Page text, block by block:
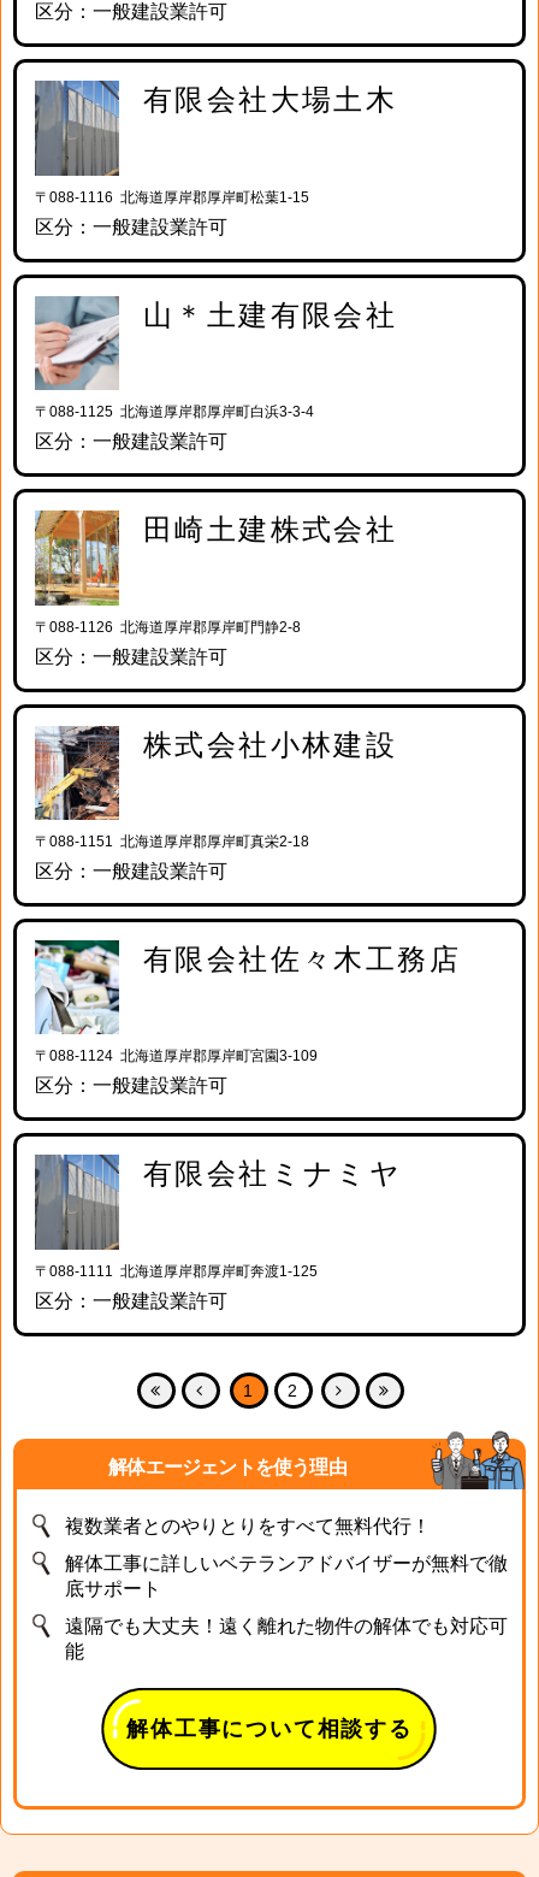
区分：一般建設業許可
有限会社大場土木
〒088-1116 北海道厚岸郡厚岸町松葉1-15
区分：一般建設業許可
山＊土建有限会社
〒088-1125 北海道厚岸郡厚岸町白浜3-3-4
区分：一般建設業許可
田崎土建株式会社
〒088-1126 北海道厚岸郡厚岸町門静2-8
区分：一般建設業許可
株式会社小林建設
〒088-1151 北海道厚岸郡厚岸町真栄2-18
区分：一般建設業許可
有限会社佐々木工務店
〒088-1124 北海道厚岸郡厚岸町宮園3-109
区分：一般建設業許可
有限会社ミナミヤ
〒088-1111 北海道厚岸郡厚岸町奔渡1-125
区分：一般建設業許可
1 2
解体エージェントを使う理由
複数業者とのやりとりをすべて無料代行！
解体工事に詳しいベテランアドバイザーが無料で徹
底サポート
遠隔でも大丈夫！遠く離れた物件の解体でも対応可
能
解体工事について相談する